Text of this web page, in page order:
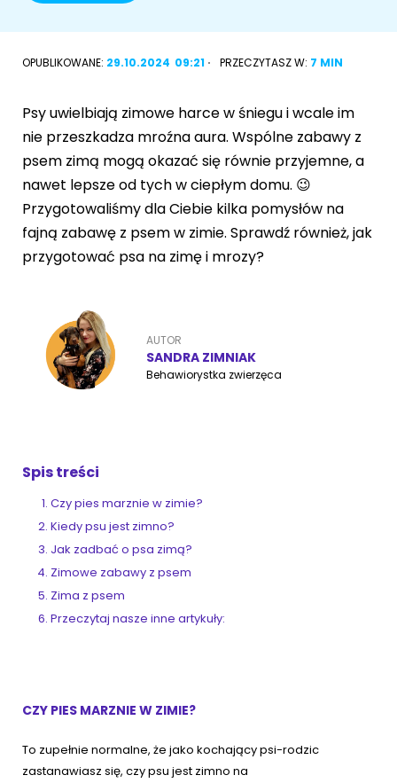
Akcesoria dla psa
Sznaucer miniaturowy
Golden retriever
Buldog francuski
Owczarek niemiecki
Wyszukiwarka ras psów
Przyjazne miejsca
RASY KOTÓW
Kot syberyjski
Kot perski
Kot rosyjski niebieski
OPUBLIKOWANE: 29.10.2024 09:21 PRZECZYTASZ W: 7 MIN
Psy uwielbiają zimowe harce w śniegu i wcale im
nie przeszkadza mroźna aura. Wspólne zabawy z
psem zimą mogą okazać się równie przyjemne, a
nawet lepsze od tych w ciepłym domu. 😉
Przygotowaliśmy dla Ciebie kilka pomysłów na
fajną zabawę z psem w zimie. Sprawdź również, jak
przygotować psa na zimę i mrozy?
AUTOR
SANDRA ZIMNIAK
Behawiorystka zwierzęca
Spis treści
Czy pies marznie w zimie?
Kiedy psu jest zimno?
Jak zadbać o psa zimą?
Zimowe zabawy z psem
Zima z psem
Przeczytaj nasze inne artykuły:
CZY PIES MARZNIE W ZIMIE?
To zupełnie normalne, że jako kochający psi-rodzic
zastanawiasz się, czy psu jest zimno na